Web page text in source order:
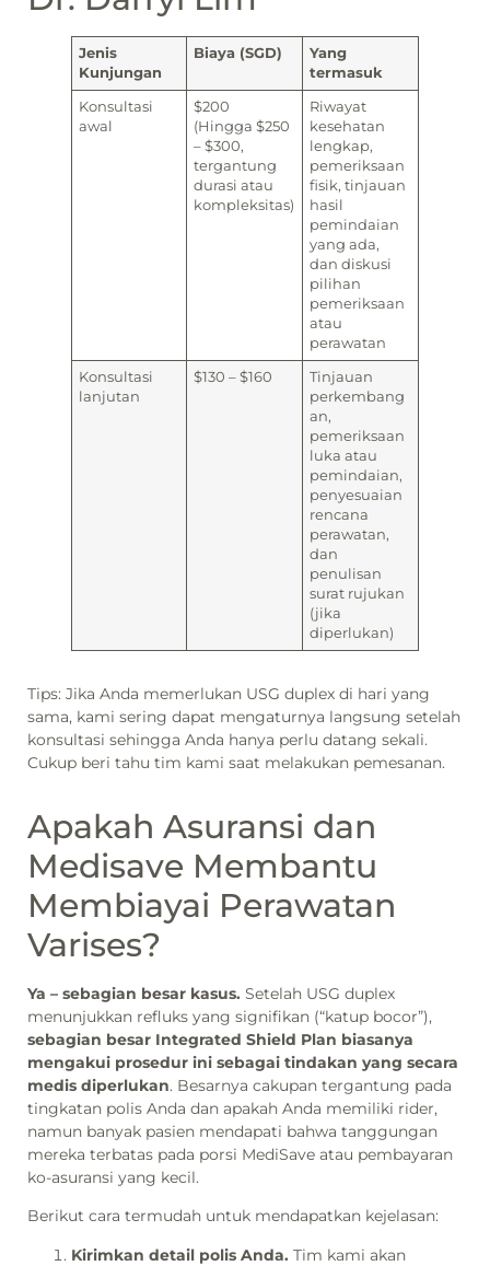
Jenis
Kunjungan
Biaya (SGD)
Yang
termasuk
Konsultasi
awal
$200
(Hingga $250
– $300,
tergantung
durasi atau
kompleksitas)
Riwayat
kesehatan
lengkap,
pemeriksaan
fisik, tinjauan
hasil
pemindaian
yang ada,
dan diskusi
pilihan
pemeriksaan
atau
perawatan
Konsultasi
lanjutan
$130 – $160
Tinjauan
perkembang
an,
pemeriksaan
luka atau
pemindaian,
penyesuaian
rencana
perawatan,
dan
penulisan
surat rujukan
(jika
diperlukan)
Tips: Jika Anda memerlukan USG duplex di hari yang
sama, kami sering dapat mengaturnya langsung setelah
konsultasi sehingga Anda hanya perlu datang sekali.
Cukup beri tahu tim kami saat melakukan pemesanan.
Apakah Asuransi dan
Medisave Membantu
Membiayai Perawatan
Varises?
Ya – sebagian besar kasus. Setelah USG duplex
menunjukkan refluks yang signifikan (“katup bocor”),
sebagian besar Integrated Shield Plan biasanya
mengakui prosedur ini sebagai tindakan yang secara
medis diperlukan. Besarnya cakupan tergantung pada
tingkatan polis Anda dan apakah Anda memiliki rider,
namun banyak pasien mendapati bahwa tanggungan
mereka terbatas pada porsi MediSave atau pembayaran
ko-asuransi yang kecil.
Berikut cara termudah untuk mendapatkan kejelasan:
Kirimkan detail polis Anda. Tim kami akan